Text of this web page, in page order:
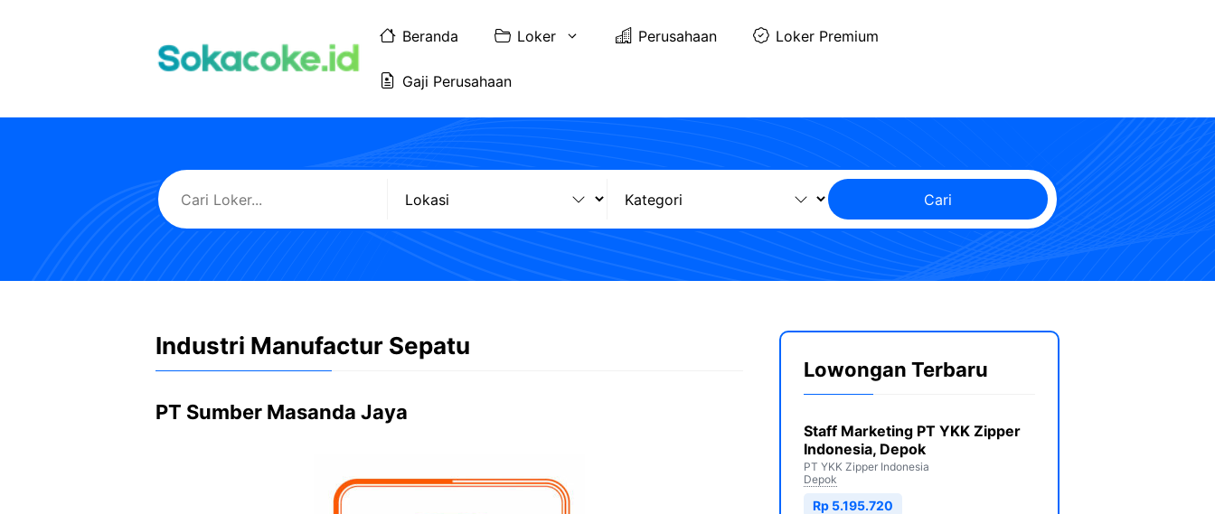
Beranda Loker Perusahaan Loker Premium
Gaji Perusahaan
Cari
Industri Manufactur Sepatu
PT Sumber Masanda Jaya
Lowongan Terbaru
Staff Marketing PT YKK Zipper
Indonesia, Depok
PT YKK Zipper Indonesia
Depok
Rp 5.195.720